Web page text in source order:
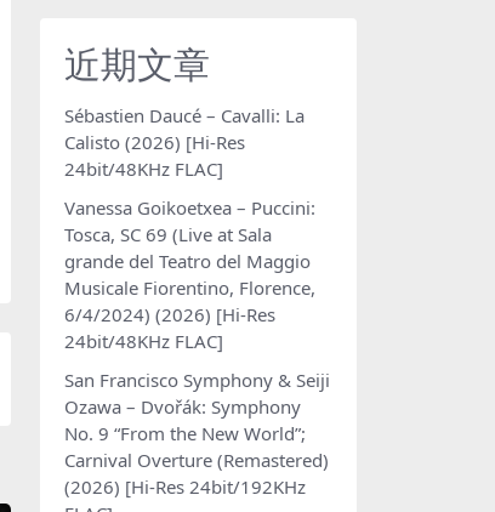
近期文章
Sébastien Daucé – Cavalli: La
Calisto (2026) [Hi-Res
24bit/48KHz FLAC]
Vanessa Goikoetxea – Puccini:
Tosca, SC 69 (Live at Sala
grande del Teatro del Maggio
Musicale Fiorentino, Florence,
6/4/2024) (2026) [Hi-Res
24bit/48KHz FLAC]
San Francisco Symphony & Seiji
Ozawa – Dvořák: Symphony
No. 9 “From the New World”;
Carnival Overture (Remastered)
(2026) [Hi-Res 24bit/192KHz